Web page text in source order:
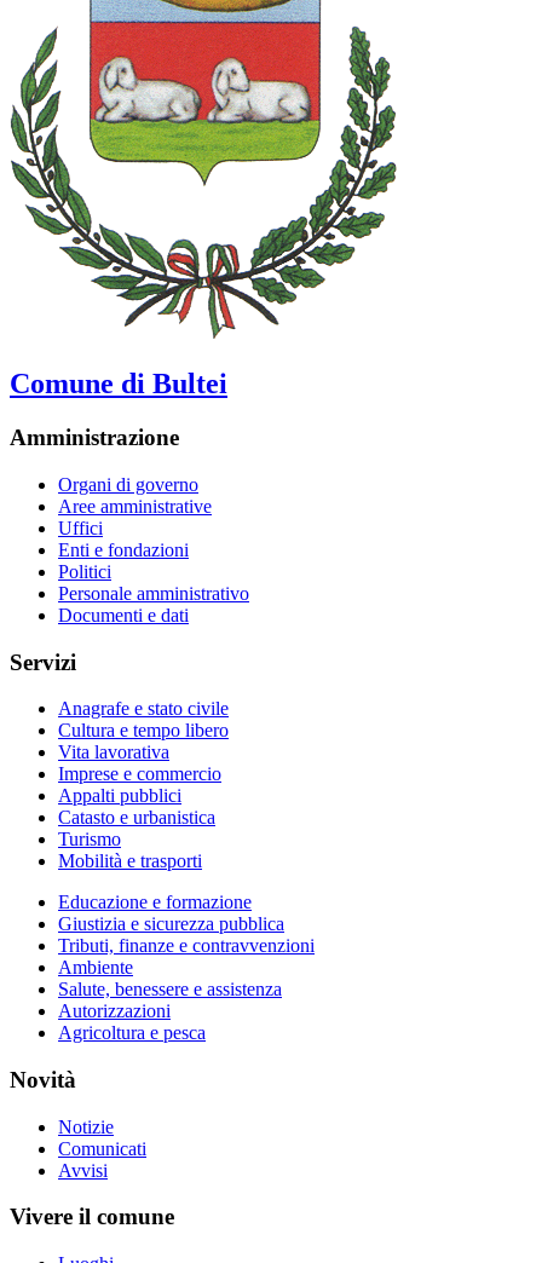
Comune di Bultei
Amministrazione
Organi di governo
Aree amministrative
Uffici
Enti e fondazioni
Politici
Personale amministrativo
Documenti e dati
Servizi
Anagrafe e stato civile
Cultura e tempo libero
Vita lavorativa
Imprese e commercio
Appalti pubblici
Catasto e urbanistica
Turismo
Mobilità e trasporti
Educazione e formazione
Giustizia e sicurezza pubblica
Tributi, finanze e contravvenzioni
Ambiente
Salute, benessere e assistenza
Autorizzazioni
Agricoltura e pesca
Novità
Notizie
Comunicati
Avvisi
Vivere il comune